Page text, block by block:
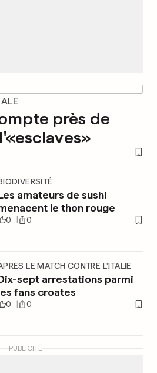
près de
amateurs de sushi
le thon rouge
0 0
LE MATCH CONTRE L'ITALIE
sept arrestations parmi
fans croates
0 0
PUBLICITÉ